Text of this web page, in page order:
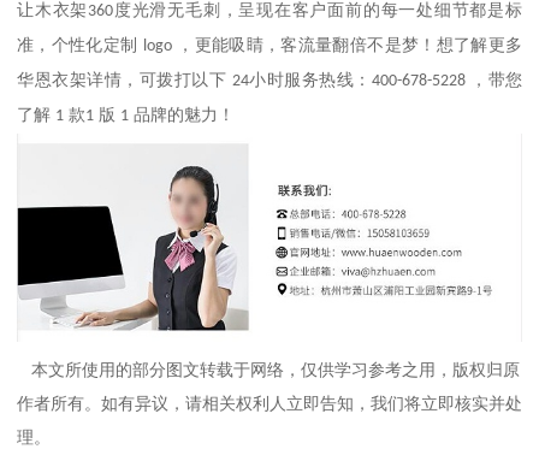
让木衣架 360度光滑无毛刺，呈现在客户面前的每一处细节都是标
准，个性化定制 logo
，更能吸睛，客流量翻倍不是梦！想了解更多
华恩衣架详情，可拨打以下 24小时服务热线： 400-678-5228
，带您
了解 1 款1 版 1 品牌的魅力！
本文所使用的部分图文转载于网络，仅供学习参考之用，版权归原
作者所有。如有异议，请相关权利人立即告知，我们将立即核实并处
理。